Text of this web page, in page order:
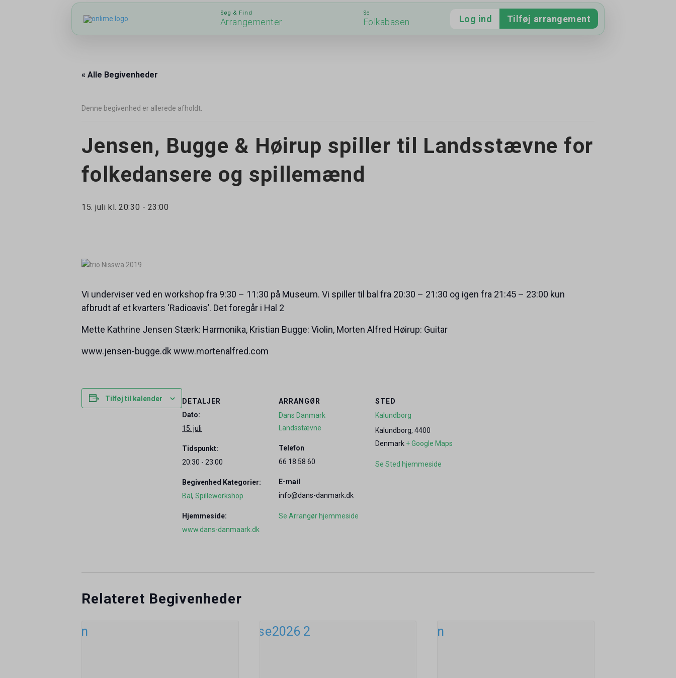
Hent app
Søg & Find
Arrangementer
Se
Folkabasen Log ind Tilføj arrangement
« Alle Begivenheder
Denne begivenhed er allerede afholdt.
Jensen, Bugge & Høirup spiller til Landsstævne for
folkedansere og spillemænd
15. juli kl. 20:30 - 23:00
Vi underviser ved en workshop fra 9:30 – 11:30 på Museum. Vi spiller til bal fra 20:30 – 21:30 og igen fra 21:45 – 23:00 kun
afbrudt af et kvarters ‘Radioavis’. Det foregår i Hal 2
Mette Kathrine Jensen Stærk: Harmonika, Kristian Bugge: Violin, Morten Alfred Høirup: Guitar
www.jensen-bugge.dk www.mortenalfred.com
Tilføj til kalender
DETALJER
Dato:
15. juli
Tidspunkt:
20:30 - 23:00
Begivenhed Kategorier:
Bal, Spilleworkshop
Hjemmeside:
www.dans-danmaark.dk
ARRANGØR
Dans Danmark
Landsstævne
Telefon
66 18 58 60
E-mail
info@dans-danmark.dk
Se Arrangør hjemmeside
STED
Kalundborg
Kalundborg, 4400
Denmark + Google Maps
Se Sted hjemmeside
Relateret Begivenheder